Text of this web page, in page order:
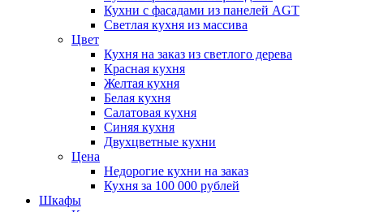
Кухни с фасадами из панелей AGT
Светлая кухня из массива
Цвет
Кухня на заказ из светлого дерева
Красная кухня
Желтая кухня
Белая кухня
Салатовая кухня
Синяя кухня
Двухцветные кухни
Цена
Недорогие кухни на заказ
Кухня за 100 000 рублей
Шкафы